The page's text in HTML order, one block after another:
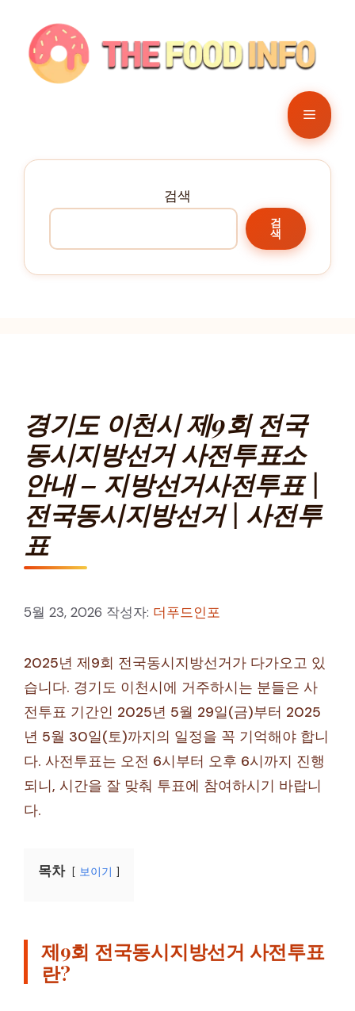
메
뉴
검색
검
색
경기도 이천시 제9회 전국
동시지방선거 사전투표소
안내 – 지방선거사전투표 |
전국동시지방선거 | 사전투
표
5월 23, 2026 작성자: 더푸드인포
2025년 제9회 전국동시지방선거가 다가오고 있
습니다. 경기도 이천시에 거주하시는 분들은 사
전투표 기간인 2025년 5월 29일(금)부터 2025
년 5월 30일(토)까지의 일정을 꼭 기억해야 합니
다. 사전투표는 오전 6시부터 오후 6시까지 진행
되니, 시간을 잘 맞춰 투표에 참여하시기 바랍니
다.
목차 보이기
제9회 전국동시지방선거 사전투표
란?